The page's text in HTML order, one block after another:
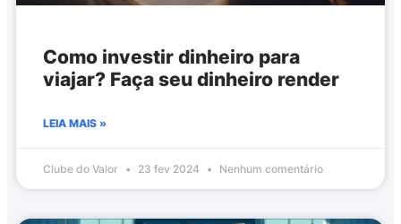
Como investir dinheiro para
viajar? Faça seu dinheiro render
LEIA MAIS »
Clube do Valor 23 fev 2024 Nenhum comentário